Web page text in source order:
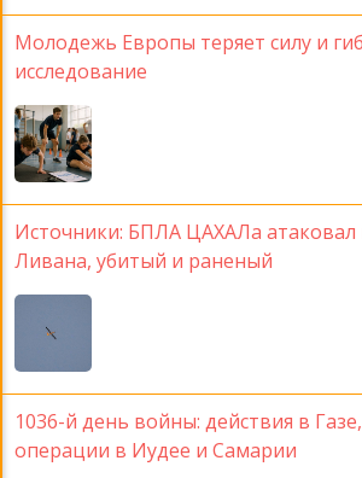
Молодежь Европы теряет силу и
исследование
Источники: БПЛА ЦАХАЛа
Ливана, убитый и раненый
1036-й день войны: действия в
операции в Иудее и Самарии